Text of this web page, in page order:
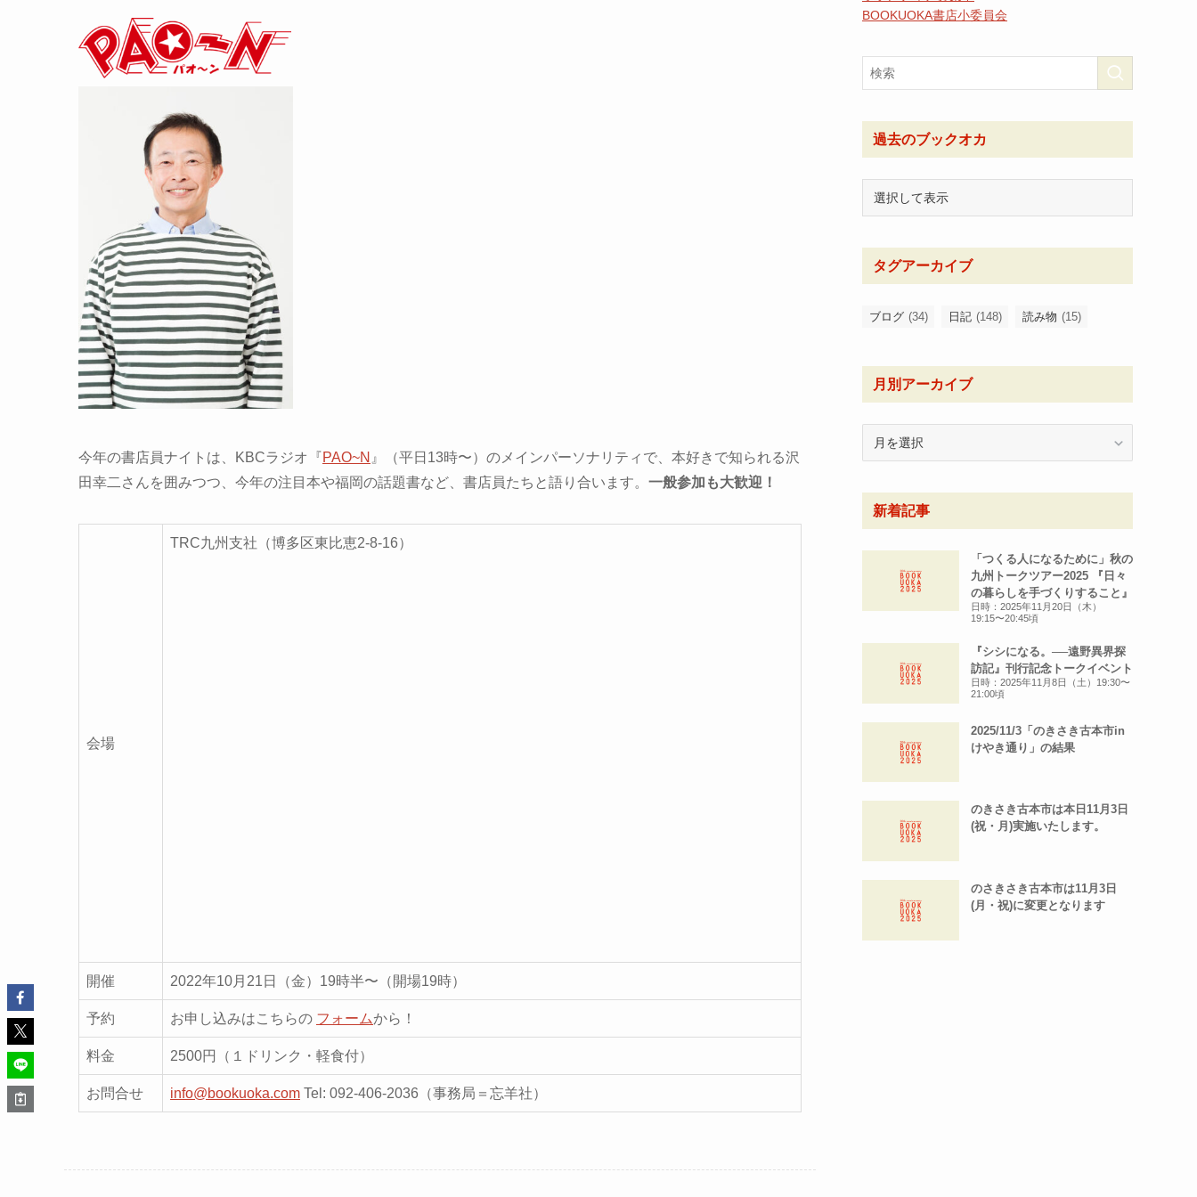
今年の書店員ナイトは、KBCラジオ『PAO~N 』（平日13時〜）のメインパーソナリティで、本好きで知られる沢
田幸二さんを囲みつつ、今年の注目本や福岡の話題書など、書店員たちと語り合います。 一般参加も大歓迎！
会場
TRC九州支社（博多区東比恵2-8-16）
開催 2022年10月21日（金）19時半〜（開場19時）
予約 お申し込みはこちらの フォームから！
料金 2500円（１ドリンク・軽食付）
お問合せ info@bookuoka.com Tel: 092-406-2036（事務局＝忘羊社）
BOOKUOKA書店小委員会
過去のブックオカ
タグアーカイブ
ブログ (34) 日記 (148) 読み物 (15)
月別アーカイブ
ー
イ
ブ
新着記事
「つくる人になるために」秋の
九州トークツアー2025 『日々
の暮らしを手づくりすること』
日時：2025年11月20日（木）
19:15〜20:45頃
『シシになる。──遠野異界探
訪記』刊行記念トークイベント
日時：2025年11月8日（土）19:30〜
21:00頃
2025/11/3「のきさき古本市in
けやき通り」の結果
のきさき古本市は本日11月3日
(祝・月)実施いたします。
のさきさき古本市は11月3日
(月・祝)に変更となります